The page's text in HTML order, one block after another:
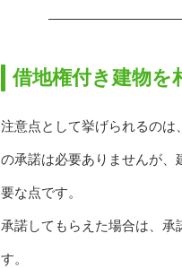
借地権付き建物を
注意点として挙げられるのは
の承諾は必要ありませんが
要な点です。
承諾してもらえた場合は、承
す。